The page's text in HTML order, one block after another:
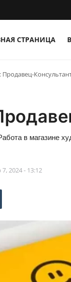
СТРАНИЦА
Продавец-
в магазине
7, 2024 - 13:12